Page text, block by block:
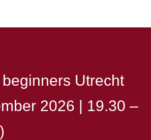
Utrecht
2026 | 19.30 –